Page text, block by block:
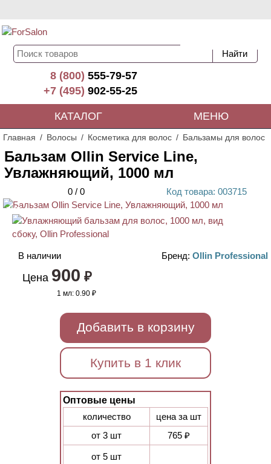
8 (800)555-79-57
+7 (495)902-55-25
КАТАЛОГ МЕНЮ
Главная Волосы Косметика для волос Бальзамы для волос
Бальзам Ollin Service Line,
Увлажняющий, 1000 мл
0 / 0 Код товара: 003715
ХИТ
В наличии Бренд: Ollin Professional
Цена 900 ₽
1 мл:0.90 ₽
Добавить в корзину
Купить в 1 клик
Оптовые цены
количество
цена за шт
от 3 шт
765 ₽
от 5 шт